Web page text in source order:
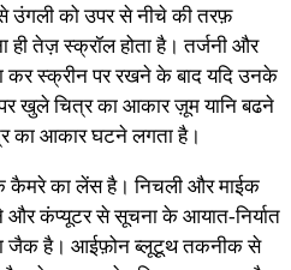
उंगली को उपर से नीचे की तरफ़
ही तेज़ स्क्रॉल होता है। तर्जनी और
स्क्रीन पर रखने के बाद यदि उनके
पर खुले चित्र का आकार ज़ूम यानि बढने
का आकार घटने लगता है।
कैमरे का लेंस है। निचली और माईक
और कंप्यूटर से सूचना के आयात-निर्यात
जैक है। आईफ़ोन ब्लूटूथ तकनीक से